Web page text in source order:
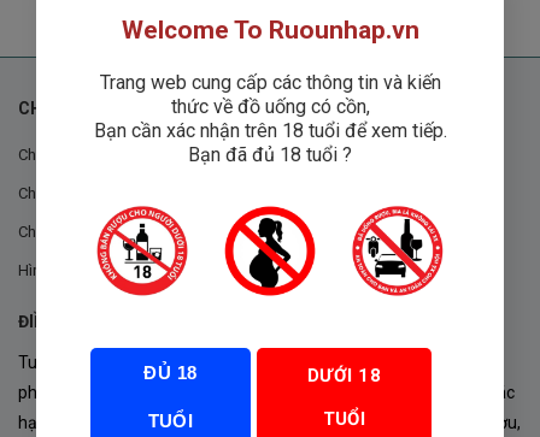
CHÍNH SÁCH
Chính sách chung
Chính sách đổi trả
Chính sách mua hàng
Hình thức thanh toán
ĐIỀU KHOẢN VÀ CHÍNH SÁCH
Tuân thủ Nghị định 105/2017/NĐ-CP ngày 14/9/2017 của Chính
phủ về sản xuất, kinh doanh rượu. Tuân thủ Luật “phòng chống tác
hại của rượu, bia” số 44/2019/QH14-Điều 16 về “điều kiện bán rượu,
Welcome To Ruounhap.vn
Trang web cung cấp các thông tin và kiến
thức về đồ uống có cồn,
Bạn cần xác nhận trên 18 tuổi để xem tiếp.
Bạn đã đủ 18 tuổi ?
ĐỦ 18
TUỔI
DƯỚI 18
TUỔI